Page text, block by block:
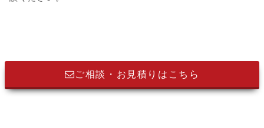
ご相談・お見積りはこちら